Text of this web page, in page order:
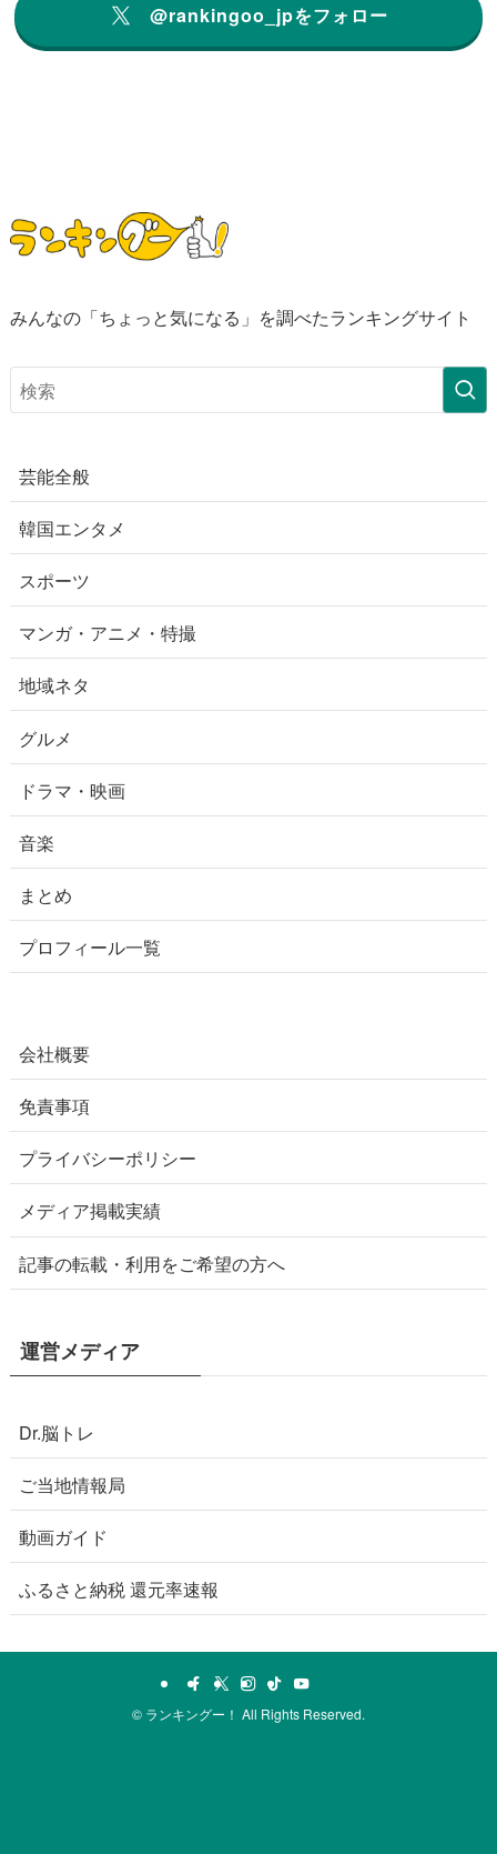
@rankingoo_jpをフォロー
みんなの「ちょっと気になる」を調べたランキングサイト
芸能全般
韓国エンタメ
スポーツ
マンガ・アニメ・特撮
地域ネタ
グルメ
ドラマ・映画
音楽
まとめ
プロフィール一覧
会社概要
免責事項
プライバシーポリシー
メディア掲載実績
記事の転載・利用をご希望の方へ
運営メディア
Dr.脳トレ
ご当地情報局
動画ガイド
ふるさと納税 還元率速報
© ランキングー！ All Rights Reserved.